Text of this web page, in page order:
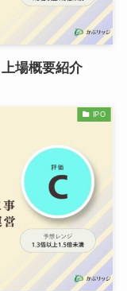
場概要紹介
IPO